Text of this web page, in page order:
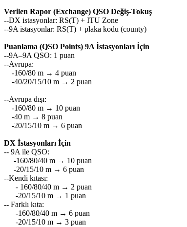
Verilen Rapor (Exchange) QSO Değiş-Tokuş
--DX istasyonlar: RS(T) + ITU Zone
--9A istasyonlar: RS(T) + plaka kodu (county)
Puanlama (QSO Points) 9A İstasyonları İçin
--9A–9A QSO: 1 puan
--Avrupa:
-160/80 m → 4 puan
-40/20/15/10 m → 2 puan
--Avrupa dışı:
-160/80 m → 10 puan
-40 m → 8 puan
-20/15/10 m → 6 puan
DX İstasyonları İçin
-- 9A ile QSO:
-160/80/40 m → 10 puan
-20/15/10 m → 6 puan
--Kendi kıtası:
- 160/80/40 m → 2 puan
-20/15/10 m → 1 puan
-- Farklı kıta:
-160/80/40 m → 6 puan
-20/15/10 m → 3 puan